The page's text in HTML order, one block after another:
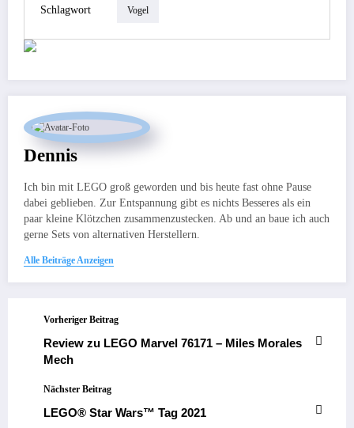
Schlagwort Vogel
Dennis
Ich bin mit LEGO groß geworden und bis heute fast ohne Pause
dabei geblieben. Zur Entspannung gibt es nichts Besseres als ein
paar kleine Klötzchen zusammenzustecken. Ab und an baue ich auch
gerne Sets von alternativen Herstellern.
Alle Beiträge Anzeigen
Vorheriger Beitrag
Review zu LEGO Marvel 76171 – Miles Morales
Mech
Nächster Beitrag
LEGO® Star Wars™ Tag 2021